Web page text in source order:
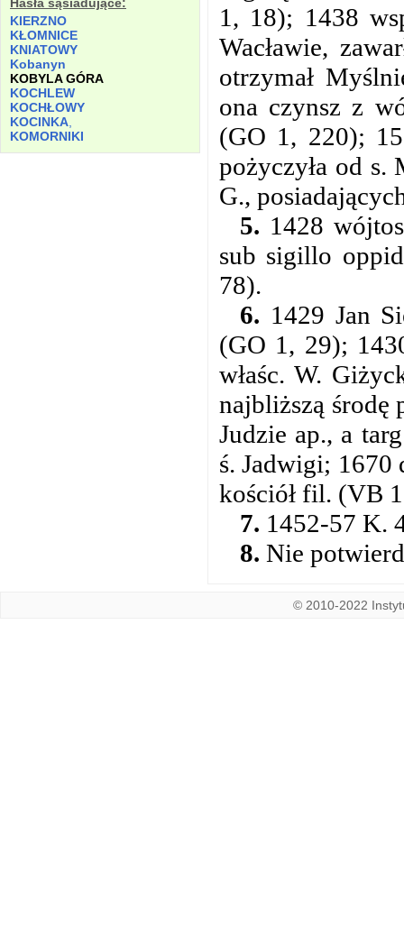
KIERZNO
KŁOMNICE
KNIATOWY
Kobanyn
KOBYLA GÓRA
KOCHLEW
KOCHŁOWY
KOCINKA
KOMORNIKI
1, 18); 1438
Wacławie,
otrzymał
ona czynsz z
(GO 1, 220);
pożyczyła od s.
G.,
5. 1428
sub sigillo
78).
6. 1429 Jan
(GO 1, 29);
właśc. W.
najbliższą środę
Judzie ap., a
ś. Jadwigi;
kościół fil. (VB
7. 1452-57 K.
8. Nie
© 2010-2022